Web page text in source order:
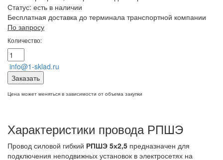
Статус: есть в наличии
Бесплатная доставка до терминала транспортной компании
По запросу
Количество:
info@1-sklad.ru
Заказать
Цена может меняться в зависимости от объема закупки
Характеристики провода РПШЭ
Провод силовой гибкий РПШЭ 5х2,5 предназначен для
подключения неподвижных установок в электросетях на